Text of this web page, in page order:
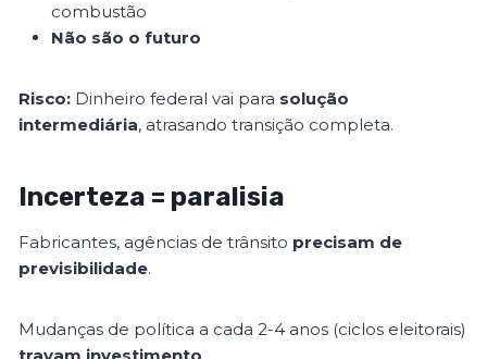
combustão
Não são o futuro
Risco: Dinheiro federal vai para solução
intermediária, atrasando transição completa.
Incerteza = paralisia
Fabricantes, agências de trânsito precisam de
previsibilidade.
Mudanças de política a cada 2-4 anos (ciclos eleitorais)